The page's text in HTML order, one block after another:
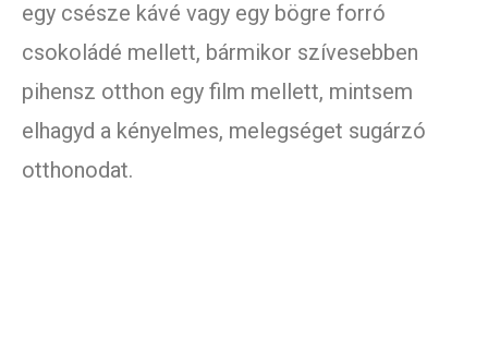
egy csésze kávé vagy egy bögre forró
csokoládé mellett, bármikor szívesebben
pihensz otthon egy film mellett, mintsem
elhagyd a kényelmes, melegséget sugárzó
otthonodat.